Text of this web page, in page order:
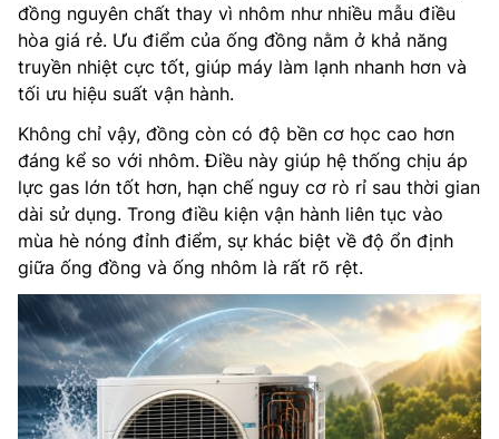
đồng nguyên chất thay vì nhôm như nhiều mẫu điều
hòa giá rẻ. Ưu điểm của ống đồng nằm ở khả năng
truyền nhiệt cực tốt, giúp máy làm lạnh nhanh hơn và
tối ưu hiệu suất vận hành.
Không chỉ vậy, đồng còn có độ bền cơ học cao hơn
đáng kể so với nhôm. Điều này giúp hệ thống chịu áp
lực gas lớn tốt hơn, hạn chế nguy cơ rò rỉ sau thời gian
dài sử dụng. Trong điều kiện vận hành liên tục vào
mùa hè nóng đỉnh điểm, sự khác biệt về độ ổn định
giữa ống đồng và ống nhôm là rất rõ rệt.